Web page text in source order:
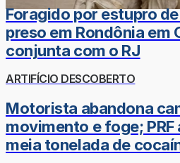
Foragido por estupro
preso em Rondônia em
conjunta com o RJ
ARTIFÍCIO DESCOBERTO
Motorista abandona
movimento e foge; PRF
meia tonelada de